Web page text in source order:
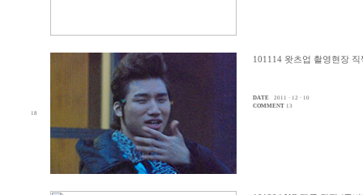
18
101114 왓츠업 촬영현장 직
DATE
2011 · 12 · 10
COMMENT 13